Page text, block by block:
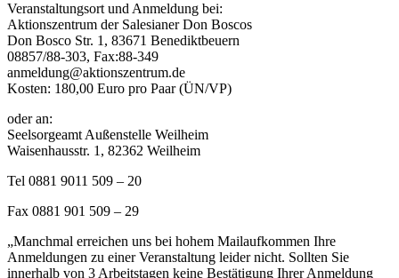
Veranstaltungsort und Anmeldung bei:
Aktionszentrum der Salesianer Don Boscos
Don Bosco Str. 1, 83671 Benediktbeuern
08857/88-303, Fax:88-349
anmeldung@aktionszentrum.de
Kosten: 180,00 Euro pro Paar (ÜN/VP)
oder an:
Seelsorgeamt Außenstelle Weilheim
Waisenhausstr. 1, 82362 Weilheim
Tel 0881 9011 509 – 20
Fax 0881 901 509 – 29
„Manchmal erreichen uns bei hohem Mailaufkommen Ihre
Anmeldungen zu einer Veranstaltung leider nicht. Sollten Sie
innerhalb von 3 Arbeitstagen keine Bestätigung Ihrer Anmeldung